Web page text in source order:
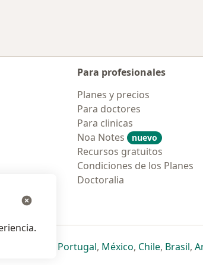
Para profesionales
Planes y precios
Para doctores
Para clinicas
Noa Notes
nuevo
Recursos gratuitos
Condiciones de los Planes
Doctoralia
nueva pestaña
una nueva pestaña
se abre en una nueva pestaña
se abre en una nueva pestaña
Portugalse abre en una nueva
, Méxicose abre en una
, Chilese abre
, Brasilse
,